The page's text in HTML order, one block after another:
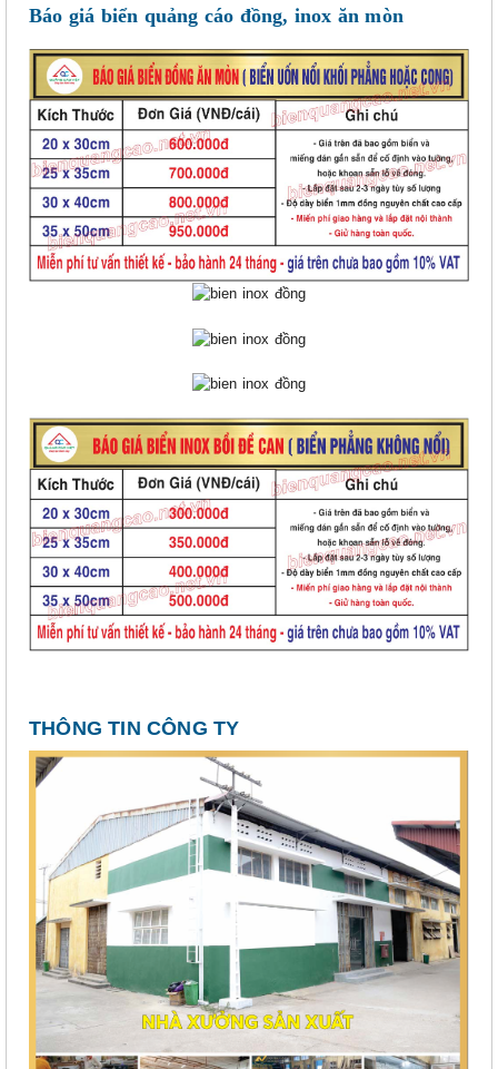
Báo giá biển quảng cáo đồng, inox ăn mòn
THÔNG TIN CÔNG TY